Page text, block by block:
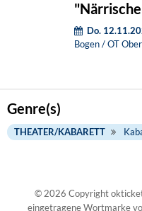
Do.
Bogen / OT
Genre(s)
THEATER/KABARETT
© 2026 Copyright
eingetragene Wortmarke